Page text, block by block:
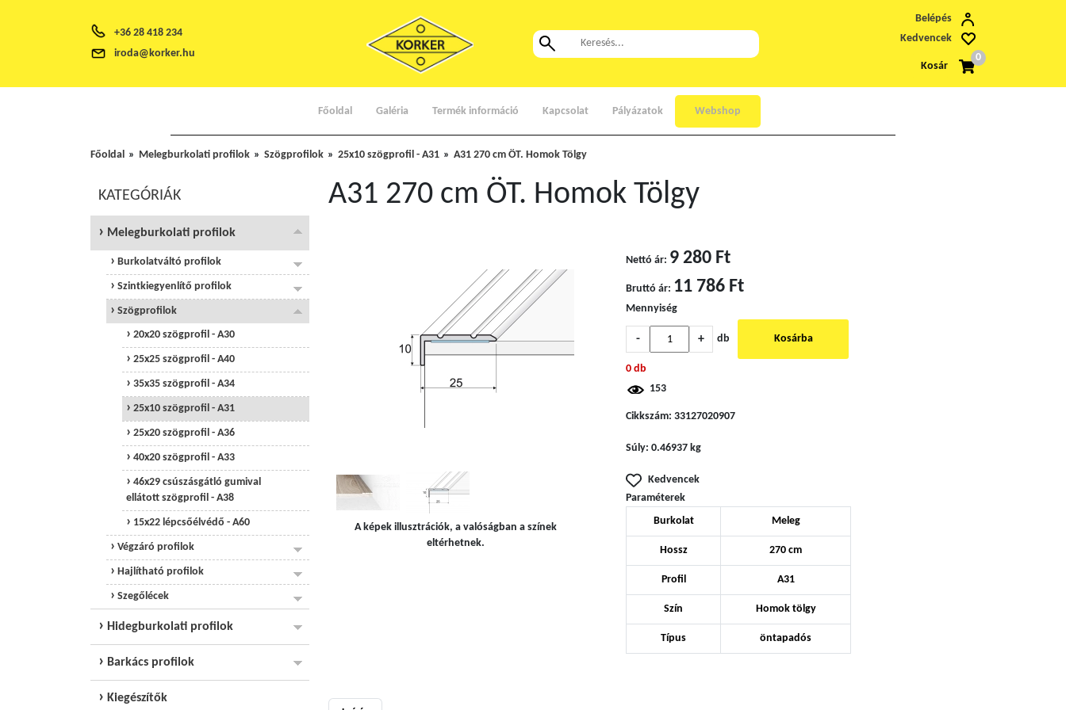
+36 28 418 234
iroda@korker.hu
Belépés
Kedvencek
Kosár
0
Főoldal Galéria Termék információ Kapcsolat Pályázatok Webshop
Főoldal Melegburkolati profilok Szögprofilok 25x10 szögprofil - A31 A31 270 cm ÖT. Homok Tölgy
KATEGÓRIÁK
Melegburkolati profilok
Burkolatváltó profilok
Szintkiegyenlítő profilok
Szögprofilok
20x20 szögprofil - A30
25x25 szögprofil - A40
35x35 szögprofil - A34
25x10 szögprofil - A31
25x20 szögprofil - A36
40x20 szögprofil - A33
46x29 csúszásgátló gumival
ellátott szögprofil - A38
15x22 lépcsőélvédő - A60
Végzáró profilok
Hajlítható profilok
Szegőlécek
Hidegburkolati profilok
Barkács profilok
Kiegészítők
A31 270 cm ÖT. Homok Tölgy
A képek illusztrációk, a valóságban a színek
eltérhetnek.
Nettó ár: 9 280 Ft
Bruttó ár: 11 786 Ft
Mennyiség
- + db Kosárba
0 db
153
Cikkszám: 33127020907
Súly: 0.46937 kg
Kedvencek
Paraméterek
Burkolat Meleg
Hossz 270 cm
Profil A31
Szín Homok tölgy
Típus öntapadós